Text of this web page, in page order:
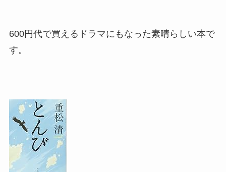
600円代で買えるドラマにもなった素晴らしい本で
す。